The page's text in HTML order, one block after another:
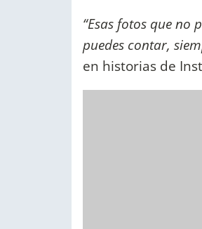
“Esas fotos que no
puedes contar,
en historias de